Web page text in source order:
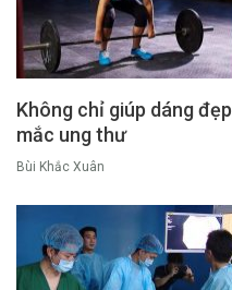
Không chỉ giúp dáng
mắc ung thư
Bùi Khắc Xuân